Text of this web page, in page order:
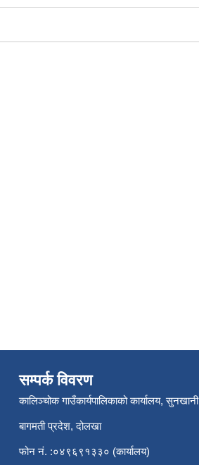
सम्पर्क विवरण
कालिञ्चोक गाउँकार्यपालिकाको कार्यालय, सुनखानी
बागमती प्रदेश, दोलखा
फोन नं. :०४९६९१३३० (कार्यालय)